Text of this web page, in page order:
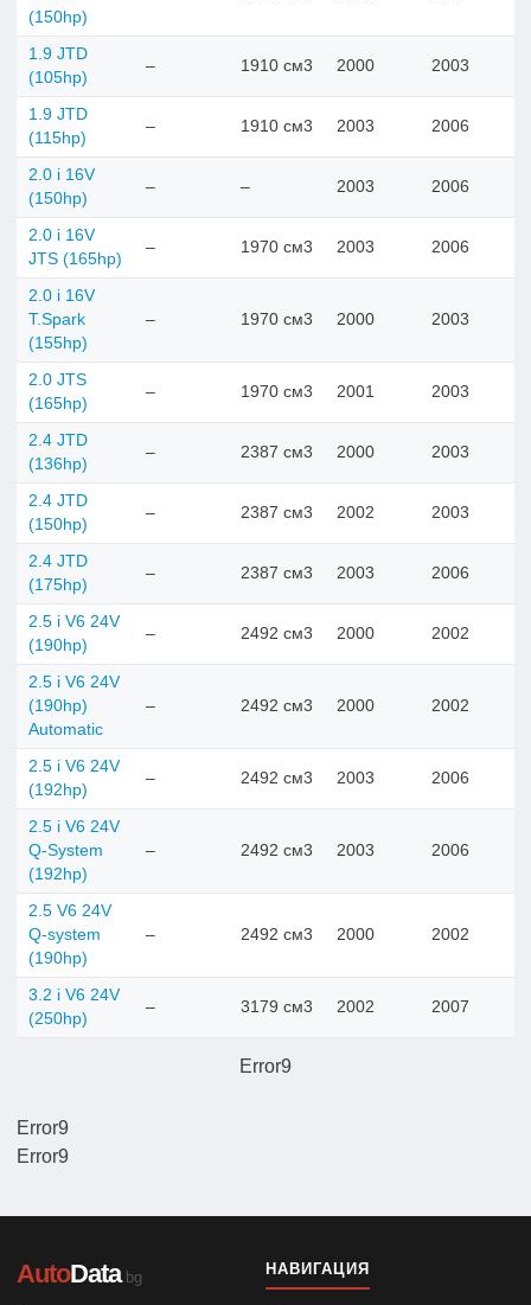
Error9
(150hp)
1.9 JTD
(105hp)
– 1910 см3 2000 2003
1.9 JTD
(115hp)
– 1910 см3 2003 2006
2.0 i 16V
(150hp)
– – 2003 2006
2.0 i 16V
JTS (165hp)
– 1970 см3 2003 2006
2.0 i 16V
T.Spark
(155hp)
– 1970 см3 2000 2003
2.0 JTS
(165hp)
– 1970 см3 2001 2003
2.4 JTD
(136hp)
– 2387 см3 2000 2003
2.4 JTD
(150hp)
– 2387 см3 2002 2003
2.4 JTD
(175hp)
– 2387 см3 2003 2006
2.5 i V6 24V
(190hp)
– 2492 см3 2000 2002
2.5 i V6 24V
(190hp)
Automatic
– 2492 см3 2000 2002
2.5 i V6 24V
(192hp)
– 2492 см3 2003 2006
2.5 i V6 24V
Q-System
(192hp)
– 2492 см3 2003 2006
2.5 V6 24V
Q-system
(190hp)
– 2492 см3 2000 2002
3.2 i V6 24V
(250hp)
– 3179 см3 2002 2007
Error9
Error9
AutoData.bg НАВИГАЦИЯ